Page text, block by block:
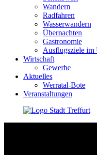
Wandern
Radfahren
Wasserwandern
Übernachten
Gastronomie
Ausflugsziele im
Wirtschaft
Gewerbe
Aktuelles
Werratal-Bote
Veranstaltungen